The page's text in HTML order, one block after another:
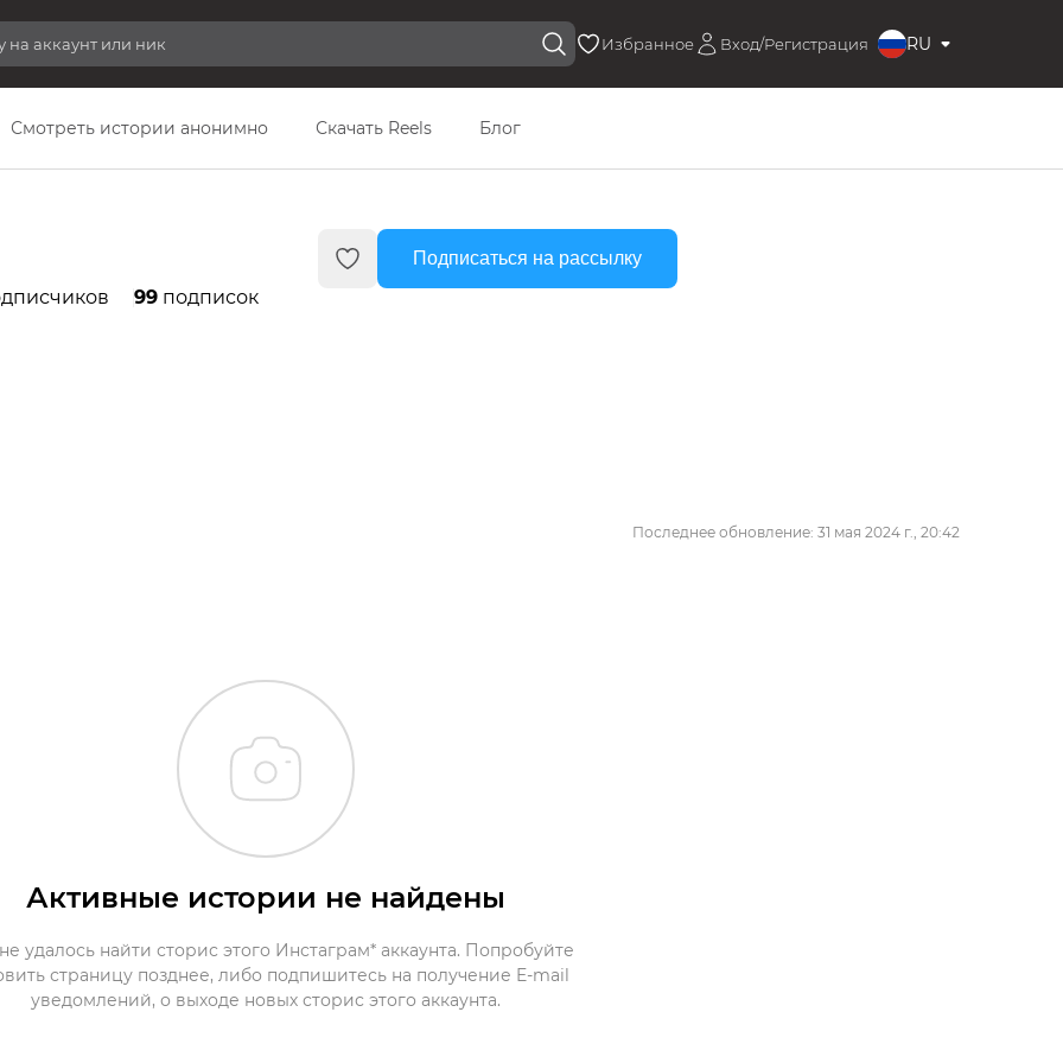
Избранное Вход/Регистрация RU
Смотреть истории анонимно Скачать Reels Блог
99 подписок
Подписаться на рассылку
Последнее обновление: 31 мая 2024 г., 20:42
Активные истории не найдены
удалось найти сторис этого Инстаграм* аккаунта. Попробуйте
страницу позднее, либо подпишитесь на получение E-mail
уведомлений, о выходе новых сторис этого аккаунта.